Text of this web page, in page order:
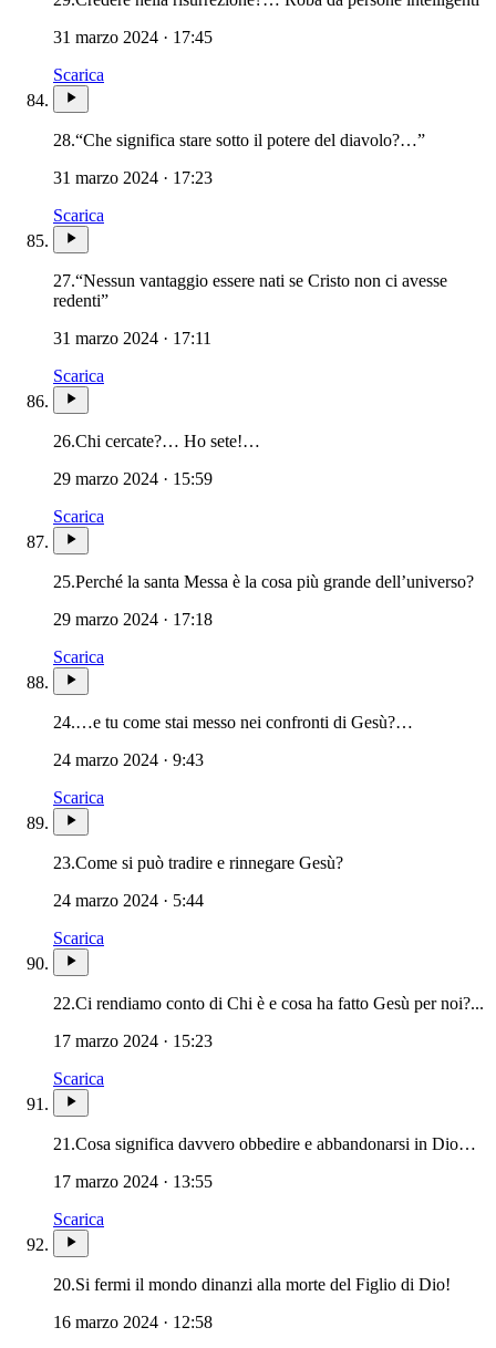
31 marzo 2024 · 17:45
Scarica
28.“Che significa stare sotto il potere del diavolo?…”
31 marzo 2024 · 17:23
Scarica
27.“Nessun vantaggio essere nati se Cristo non ci avesse
redenti”
31 marzo 2024 · 17:11
Scarica
26.Chi cercate?… Ho sete!…
29 marzo 2024 · 15:59
Scarica
25.Perché la santa Messa è la cosa più grande dell’universo?
29 marzo 2024 · 17:18
Scarica
24.…e tu come stai messo nei confronti di Gesù?…
24 marzo 2024 · 9:43
Scarica
23.Come si può tradire e rinnegare Gesù?
24 marzo 2024 · 5:44
Scarica
22.Ci rendiamo conto di Chi è e cosa ha fatto Gesù per noi?...
17 marzo 2024 · 15:23
Scarica
21.Cosa significa davvero obbedire e abbandonarsi in Dio…
17 marzo 2024 · 13:55
Scarica
20.Si fermi il mondo dinanzi alla morte del Figlio di Dio!
16 marzo 2024 · 12:58